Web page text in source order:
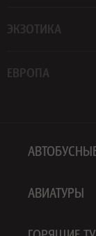
ЭКЗОТИКА
ЕВРОПА
АВИАТУРЫ